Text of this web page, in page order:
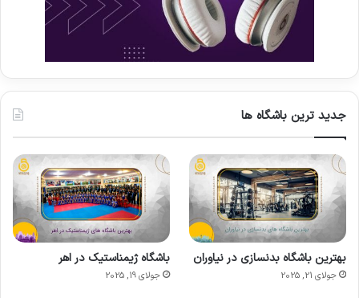
جدید ترین باشگاه ها
بهترین باشگاه بدنسازی در نیاوران
جولای 21, 2025
باشگاه ژیمناستیک در اهر
جولای 19, 2025